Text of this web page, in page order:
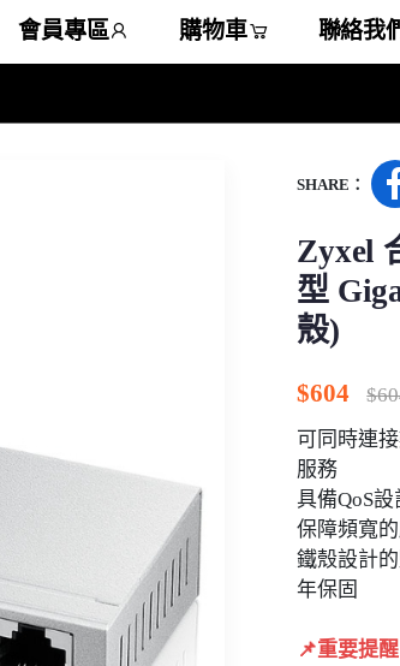
會員專區 購物車 聯絡我
SHARE：
Zyxel
型
殼)
$604 $
可同時連
服務
具備QoS
保障頻寬
鐵殼設計
年保固
📌重要提